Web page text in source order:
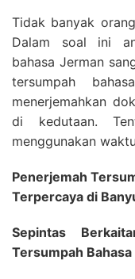
Tidak banyak
Dalam soal ini
bahasa Jerman
tersumpah
menerjemahkan
di kedutaan.
menggunakan
Penerjemah
Terpercaya di
Sepintas
Tersumpah